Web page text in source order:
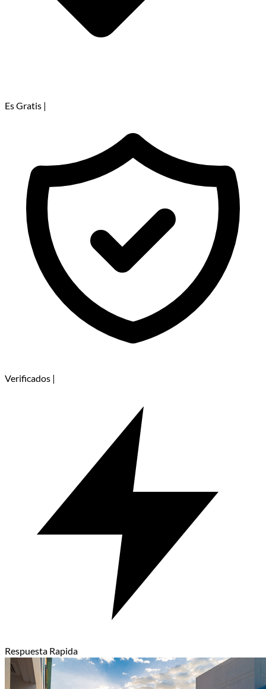
Es Gratis |
Verificados |
Respuesta Rapida